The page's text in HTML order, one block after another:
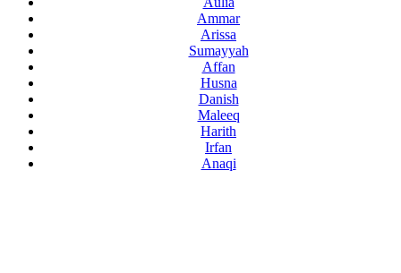
Ammar
Arissa
Sumayyah
Affan
Husna
Danish
Maleeq
Harith
Irfan
Anaqi